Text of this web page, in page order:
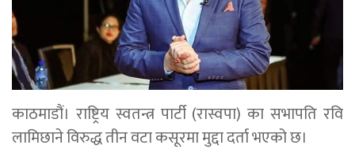
काठमाडौं। राष्ट्रिय स्वतन्त्र पार्टी (रास्वपा) का सभापति रवि
लामिछाने विरुद्ध तीन वटा कसूरमा मुद्दा दर्ता भएको छ।